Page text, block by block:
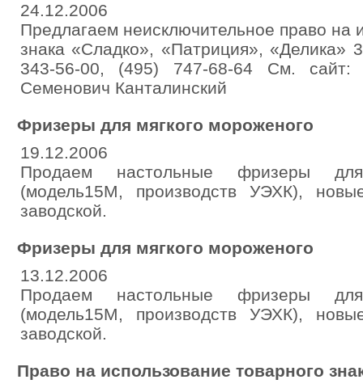
24.12.2006
Предлагаем неисключительное право на
знака «Сладко», «Патриция», «Делика»
343-56-00, (495) 747-68-64 См. сайт:
Семенович Канталинский
Фризеры для мягкого мороженого
19.12.2006
Продаем настольные фризеры
(модель15М, производств УЭХК),
заводской.
Фризеры для мягкого мороженого
13.12.2006
Продаем настольные фризеры
(модель15М, производств УЭХК),
заводской.
Право на использование товарного